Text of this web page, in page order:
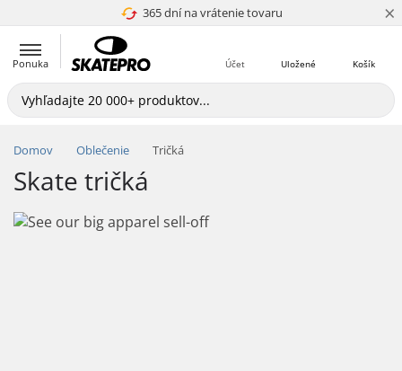
365 dní na vrátenie tovaru
4.8 z 5 ×
Ponuka Košík
Uložené
Účet
Domov Oblečenie Tričká
Skate tričká